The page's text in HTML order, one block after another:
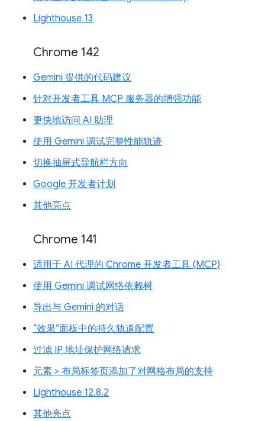
Lighthouse 13
Chrome 142
Gemini 提供的代码建议
针对开发者工具 MCP 服务器的增强功能
更快地访问 AI 助理
使用 Gemini 调试完整性能轨迹
切换抽屉式导航栏方向
Google 开发者计划
其他亮点
Chrome 141
适用于 AI 代理的 Chrome 开发者工具 (MCP)
使用 Gemini 调试网络依赖树
导出与 Gemini 的对话
“效果”面板中的持久轨道配置
过滤 IP 地址保护网络请求
元素 > 布局标签页添加了对网格布局的支持
Lighthouse 12.8.2
其他亮点